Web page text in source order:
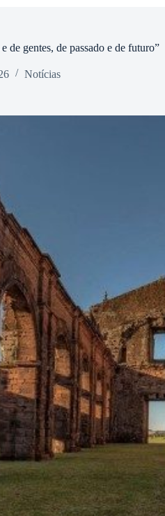
de gentes, de passado e de futuro”
Notícias